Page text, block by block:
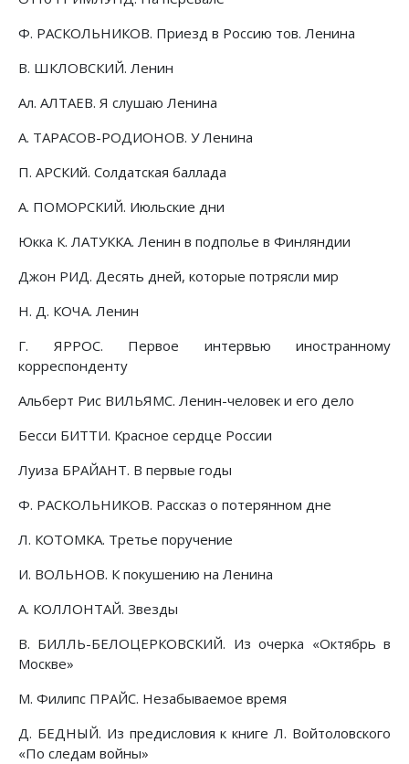
Ф. РАСКОЛЬНИКОВ. Приезд в Россию тов. Ленина
В. ШКЛОВСКИЙ. Ленин
Ал. АЛТАЕВ. Я слушаю Ленина
А. ТАРАСОВ-РОДИОНОВ. У Ленина
П. АРСКИй. Солдатская баллада
А. ПОМОРСКИЙ. Июльские дни
Юкка К. ЛАТУККА. Ленин в подполье в Финляндии
Джон РИД. Десять дней, которые потрясли мир
Н. Д. КОЧА. Ленин
Г. ЯРРОС. Первое интервью иностранному
корреспонденту
Альберт Рис ВИЛЬЯМС. Ленин-человек и его дело
Бесси БИТТИ. Красное сердце России
Луиза БРАЙАНТ. В первые годы
Ф. РАСКОЛЬНИКОВ. Рассказ о потерянном дне
Л. КОТОМКА. Третье поручение
И. ВОЛЬНОВ. К покушению на Ленина
А. КОЛЛОНТАЙ. Звезды
В. БИЛЛЬ-БЕЛОЦЕРКОВСКИЙ. Из очерка «Октябрь в
Москве»
М. Филипс ПРАЙС. Незабываемое время
Д. БЕДНЫЙ. Из предисловия к книге Л. Войтоловского
«По следам войны»